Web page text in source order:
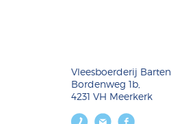
Vleesboerderij Barten
Bordenweg 1b,
4231 VH Meerkerk